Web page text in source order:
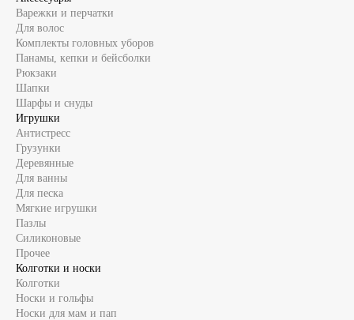
Варежки и перчатки
Для волос
Комплекты головных уборов
Панамы, кепки и бейсболки
Рюкзаки
Шапки
Шарфы и снуды
Игрушки
Антистресс
Грузунки
Деревянные
Для ванны
Для песка
Мягкие игрушки
Пазлы
Силиконовые
Прочее
Колготки и носки
Колготки
Носки и гольфы
Носки для мам и пап